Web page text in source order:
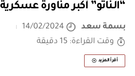
“الـناتو” أكبر مناورة
بسمة سعد
14/02/2024
وقت القراءة: 15 دقيقة
أقرأ المزيد